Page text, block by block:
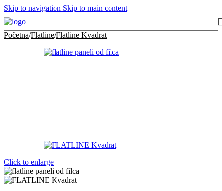
Skip to navigation Skip to main content
Početna/Flatline/Flatline Kvadrat
Click to enlarge